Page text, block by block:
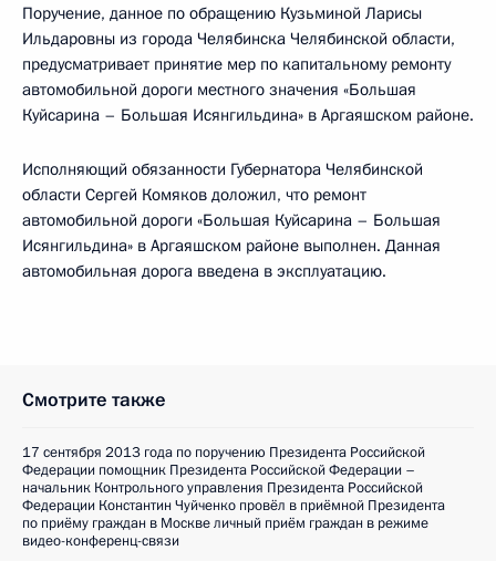
Поручение, данное по обращению Кузьминой Ларисы
Ильдаровны из города Челябинска Челябинской области,
предусматривает принятие мер по капитальному ремонту
автомобильной дороги местного значения «Большая
Куйсарина – Большая Исянгильдина» в Аргаяшском районе.
Исполняющий обязанности Губернатора Челябинской
области Сергей Комяков доложил, что ремонт
автомобильной дороги «Большая Куйсарина – Большая
Исянгильдина» в Аргаяшском районе выполнен. Данная
автомобильная дорога введена в эксплуатацию.
Смотрите также
17 сентября 2013 года по поручению Президента Российской
Федерации помощник Президента Российской Федерации –
начальник Контрольного управления Президента Российской
Федерации Константин Чуйченко провёл в приёмной Президента
по приёму граждан в Москве личный приём граждан в режиме
видео-конференц-связи